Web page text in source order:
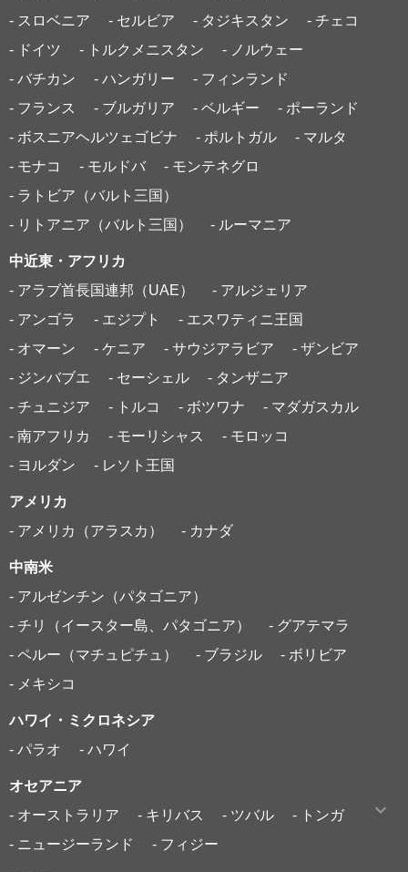
- スロベニア
- セルビア - タジキスタン
- チェコ
- ドイツ
- トルクメニスタン
- ノルウェー
- バチカン
- ハンガリー
- フィンランド
- フランス
- ブルガリア - ベルギー
- ポーランド
- ボスニアヘルツェゴビナ
- ポルトガル
- マルタ
- モナコ
- モルドバ
- モンテネグロ
- ラトビア（バルト三国）
- リトアニア（バルト三国）
- ルーマニア
中近東・アフリカ
- アラブ首長国連邦（UAE）
- アルジェリア
- アンゴラ
- エジプト
- エスワティニ王国
- オマーン
- ケニア - サウジアラビア
- ザンビア
- ジンバブエ
- セーシェル
- タンザニア
- チュニジア
- トルコ - ボツワナ
- マダガスカル
- 南アフリカ
- モーリシャス
- モロッコ
- ヨルダン
- レソト王国
アメリカ
- アメリカ（アラスカ）
- カナダ
中南米
- アルゼンチン（パタゴニア）
- チリ（イースター島、パタゴニア）
- グアテマラ
- ペルー（マチュピチュ）
- ブラジル
- ボリビア
- メキシコ
ハワイ・ミクロネシア
- パラオ
- ハワイ
オセアニア
- オーストラリア
- キリバス - ツバル
- トンガ
- ニュージーランド
- フィジー